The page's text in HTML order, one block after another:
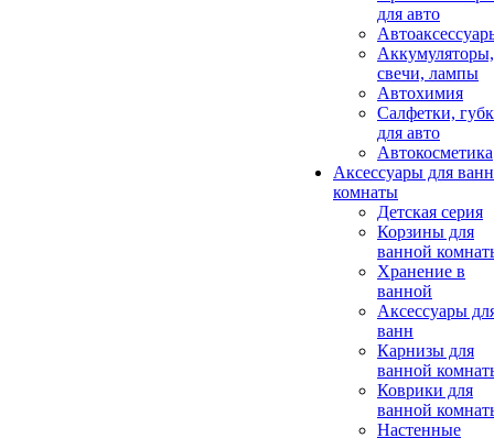
для авто
Аккумуляторы,
свечи, лампы
Автохимия
Салфетки,
для авто
Автокосметика
Аксессуары для
комнаты
Детская серия
Корзины для
ванной
Хранение в
ванной
Аксессуары
ванн
Карнизы для
ванной
Коврики для
ванной
Настенные